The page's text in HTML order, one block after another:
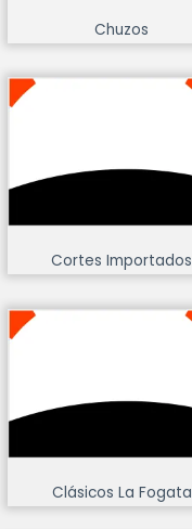
Chuzos
Cortes Importados
Clásicos La Fogata